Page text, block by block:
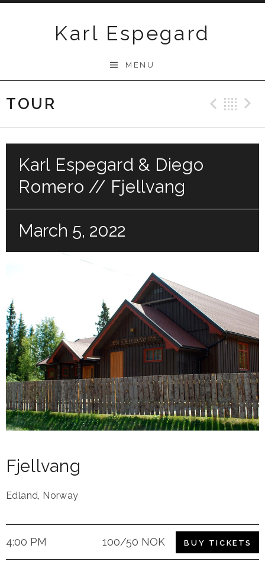
Karl Espegard
MENU
TOUR
Karl Espegard & Diego
Romero // Fjellvang
March 5, 2022
Fjellvang
Edland, Norway
4:00 PM 100/50 NOK BUY TICKETS